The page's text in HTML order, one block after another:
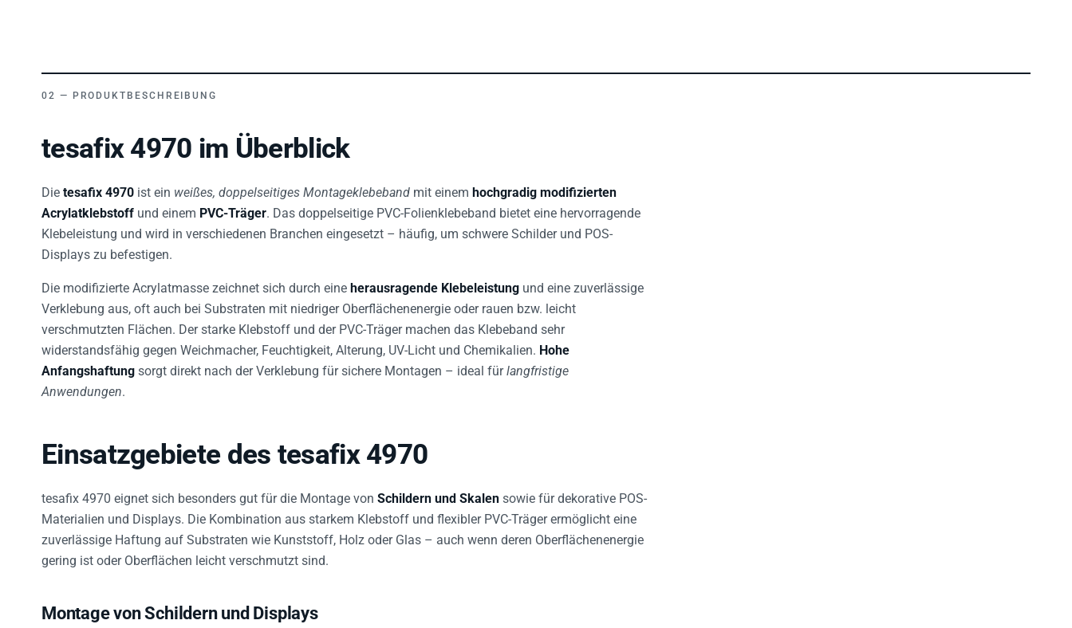
PRODUKTBESCHREIBUNG
tesafix 4970 im Überblick
Die tesafix 4970 ist ein weißes, doppelseitiges Montageklebeband mit einem hochgradig modifizierten
Acrylatklebstoff und einem PVC-Träger . Das doppelseitige PVC-Folienklebeband bietet eine hervorragende
Klebeleistung und wird in verschiedenen Branchen eingesetzt – häufig, um schwere Schilder und POS-
Displays zu befestigen.
Die modifizierte Acrylatmasse zeichnet sich durch eine herausragende Klebeleistung und eine zuverlässige
Verklebung aus, oft auch bei Substraten mit niedriger Oberflächenenergie oder rauen bzw. leicht
verschmutzten Flächen. Der starke Klebstoff und der PVC-Träger machen das Klebeband sehr
widerstandsfähig gegen Weichmacher, Feuchtigkeit, Alterung, UV-Licht und Chemikalien. Hohe
Anfangshaftung sorgt direkt nach der Verklebung für sichere Montagen – ideal für langfristige
Anwendungen
Einsatzgebiete des tesafix 4970
tesafix 4970 eignet sich besonders gut für die Montage von Schildern und Skalen sowie für dekorative POS-
Materialien und Displays. Die Kombination aus starkem Klebstoff und flexibler PVC-Träger ermöglicht eine
zuverlässige Haftung auf Substraten wie Kunststoff, Holz oder Glas – auch wenn deren Oberflächenenergie
gering ist oder Oberflächen leicht verschmutzt sind.
Montage von Schildern und Displays